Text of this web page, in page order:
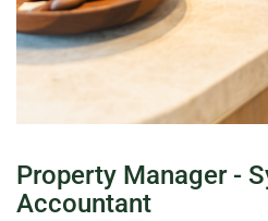
Property Manager -
Accountant